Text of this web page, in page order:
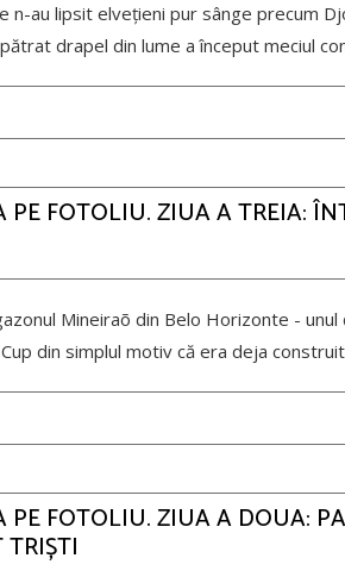
n-au lipsit elvețieni pur sânge precum
drapel din lume a început meciul
PE FOTOLIU. ZIUA A TREIA:
Mineiraõ din Belo Horizonte -
din simplul motiv că era deja
PE FOTOLIU. ZIUA A DOUA: